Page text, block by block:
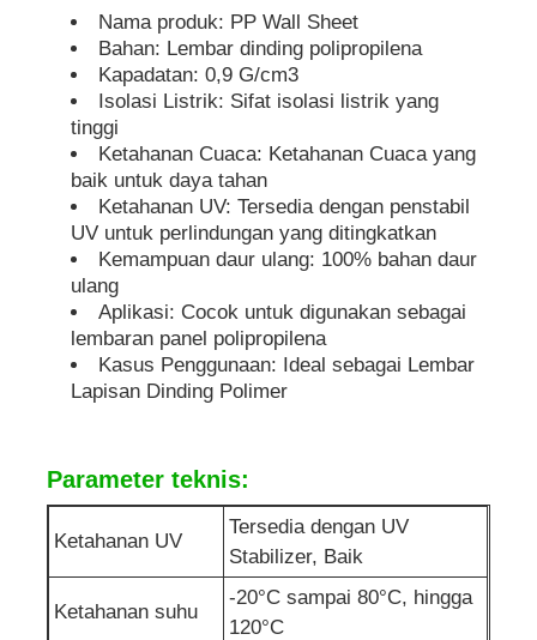
Lembar plastik PP
PPS Board
Lembar polipropilena tahan api
Papan Konstruksi Berongga PP
Lembaran Dinding PP
lembaran polypropylene
Pipa PP
Fittings pipa polipropilena
Nama produk: PP Wall Sheet
Bahan: Lembar dinding polipropilena
Kapadatan: 0,9 G/cm3
Isolasi Listrik: Sifat isolasi listrik yang
tinggi
Ketahanan Cuaca: Ketahanan Cuaca yang
baik untuk daya tahan
Ketahanan UV: Tersedia dengan penstabil
UV untuk perlindungan yang ditingkatkan
Kemampuan daur ulang: 100% bahan daur
ulang
Aplikasi: Cocok untuk digunakan sebagai
lembaran panel polipropilena
Kasus Penggunaan: Ideal sebagai Lembar
Lapisan Dinding Polimer
Parameter teknis:
Ketahanan UV
Tersedia dengan UV
Stabilizer, Baik
Ketahanan suhu
-20°C sampai 80°C, hingga
120°C